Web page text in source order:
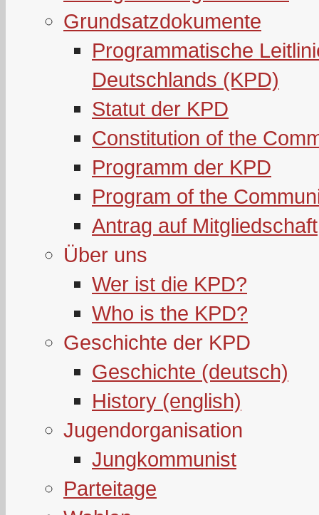
Grundsatzdokumente
Programmatische
Deutschlands (KPD)
Statut der KPD
Constitution of the
Programm der KPD
Program of the
Antrag auf Mitgliedschaft
Über uns
Wer ist die KPD?
Who is the KPD?
Geschichte der KPD
Geschichte (deutsch)
History (english)
Jugendorganisation
Jungkommunist
Parteitage